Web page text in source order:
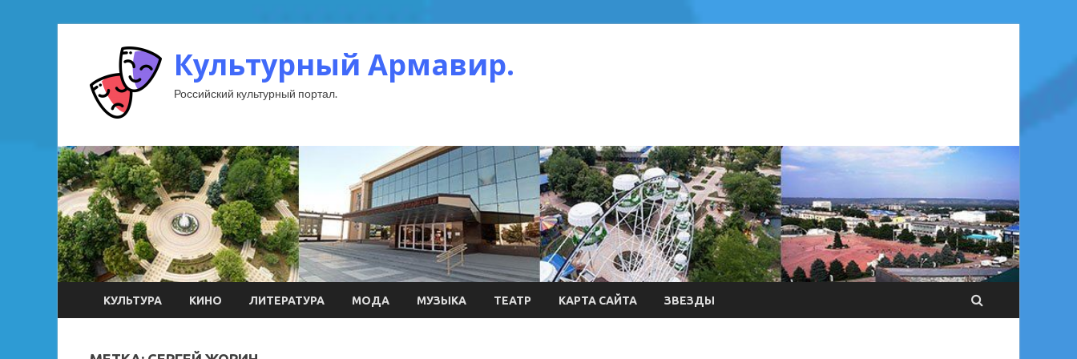
Культурный Армавир.
Российский культурный портал.
КУЛЬТУРА КИНО ЛИТЕРАТУРА МОДА МУЗЫКА ТЕАТР КАРТА САЙТА ЗВЕЗДЫ